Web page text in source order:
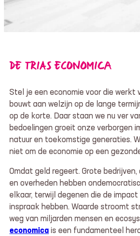
DE TRIAS ECONOMICA
Stel je een economie voor die werkt
bouwt aan welzijn op de lange
op de korte. Daar staan we nu ver
bedoelingen groeit onze verborgen
natuur en toekomstige generaties.
niet om de economie op een
Omdat geld regeert. Grote
en overheden hebben
elkaar, terwijl degenen die de
inspraak hebben. Waarde stroomt
weg van miljarden mensen en
economica is een fundamenteel